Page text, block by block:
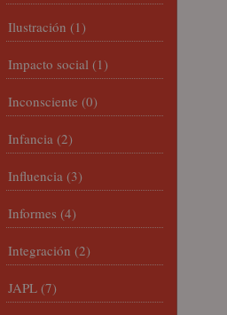
Ilustración (1)
Impacto social (1)
Inconsciente (0)
Infancia (2)
Influencia (3)
Informes (4)
Integración (2)
JAPL (7)